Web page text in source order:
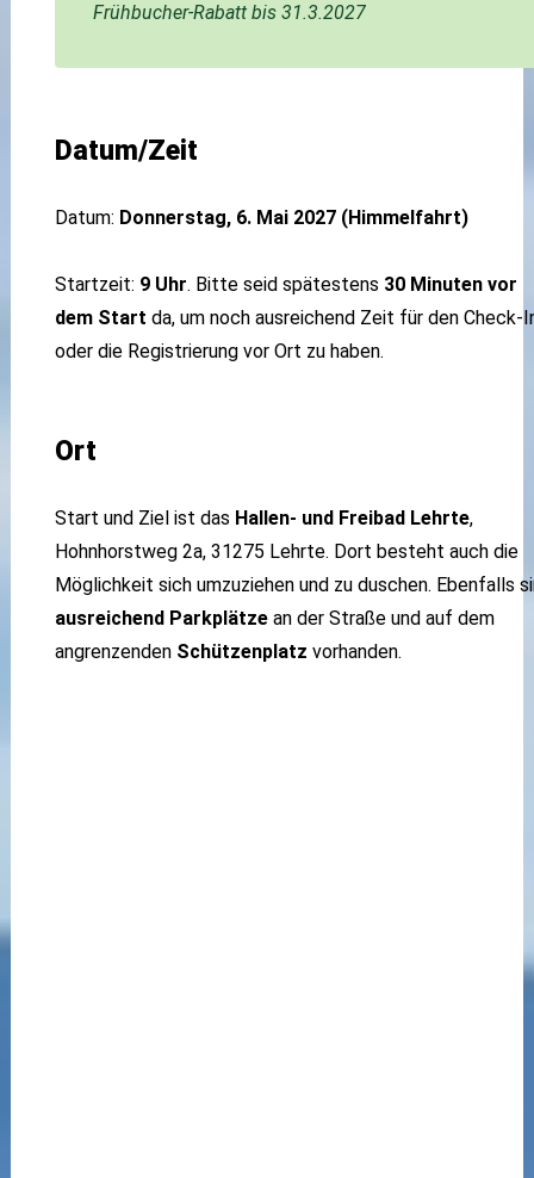
Frühbucher-Rabatt bis 31.3.2027
Datum/Zeit
Datum: Donnerstag, 6. Mai 2027 (Himmelfahrt)
Startzeit: 9 Uhr. Bitte seid spätestens 30 Minuten vor
dem Start da, um noch ausreichend Zeit für den Check-
oder die Registrierung vor Ort zu haben.
Ort
Start und Ziel ist das Hallen- und Freibad Lehrte,
Hohnhorstweg 2a, 31275 Lehrte. Dort besteht auch die
Möglichkeit sich umzuziehen und zu duschen. Ebenfalls
ausreichend Parkplätzean der Straße und auf dem
angrenzenden Schützenplatz vorhanden.